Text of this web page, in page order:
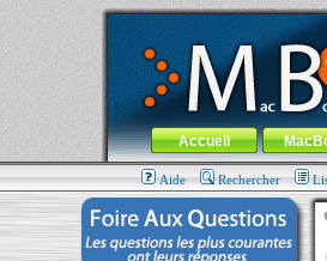
MacBook-fr.com : 100% Apple... 100%
Aller au contenu-Aller au menu
Menu général
Accueil
Aide Rechercher